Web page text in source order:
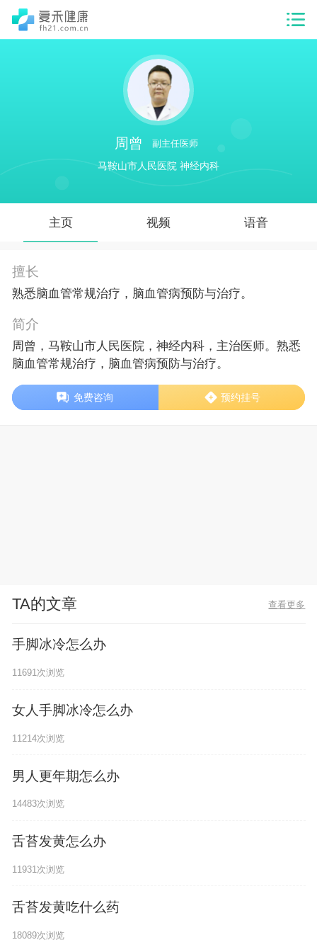
周曾 副主任医师
马鞍山市人民医院 神经内科
主页 视频 语音
擅长
熟悉脑血管常规治疗，脑血管病预防与治疗。
简介
周曾，马鞍山市人民医院，神经内科，主治医师。熟悉
脑血管常规治疗，脑血管病预防与治疗。
免费咨询 预约挂号
TA的文章 查看更多
手脚冰冷怎么办
11691次浏览
女人手脚冰冷怎么办
11214次浏览
男人更年期怎么办
14483次浏览
舌苔发黄怎么办
11931次浏览
舌苔发黄吃什么药
18089次浏览